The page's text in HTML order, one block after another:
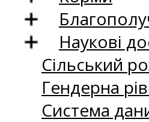
Наукові
Сільський
Гендерна
Система